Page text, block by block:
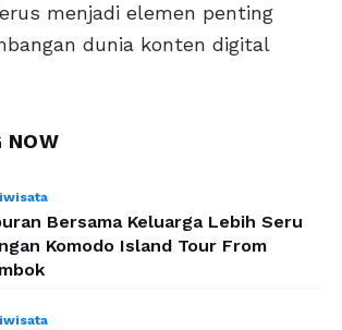
menjadi elemen penting
dunia konten digital
NOW
Bersama Keluarga Lebih Seru
Komodo Island Tour From